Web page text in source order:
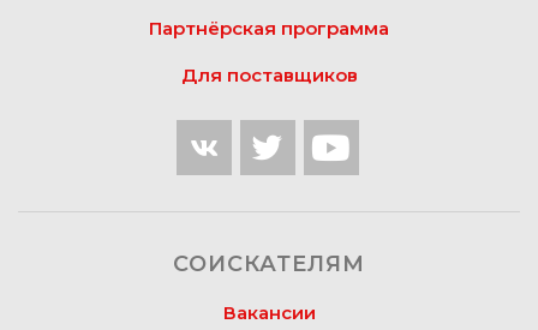
Партнёрская программа
Для поставщиков
СОИСКАТЕЛЯМ
Вакансии